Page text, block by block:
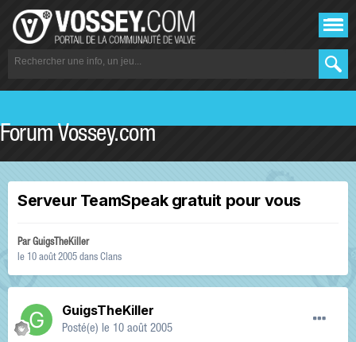
Forum Vossey.com
Serveur TeamSpeak gratuit pour vous
ParGuigsTheKiller
le 10 août 2005 dans Clans
GuigsTheKiller
Posté(e) le 10 août 2005